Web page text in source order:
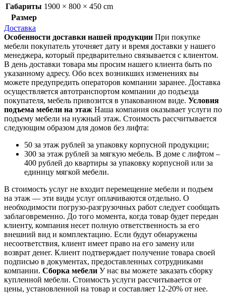
Габариты 1900 × 800 × 450 cm
Размер
Доставка
Особенности доставки нашей продукции При покупке
мебели покупатель уточняет дату и время доставки у нашего
менеджера, который предварительно связывается с клиентом.
В день доставки товара мы просим нашего клиента быть по
указанному адресу. Обо всех возникших изменениях вы
можете предупредить операторов компании заранее. Доставка
осуществляется автотранспортом компании до подъезда
покупателя, мебель привозится в упакованном виде. Условия
подъема мебели на этаж Наша компания оказывает услуги по
подъему мебели на нужный этаж. Стоимость рассчитывается
следующим образом для домов без лифта:
50 за этаж рублей за упаковку корпусной продукции;
300 за этаж рублей за мягкую мебель. В доме с лифтом –
400 рублей до квартиры за упаковку корпусной или за
единицу мягкой мебели.
В стоимость услуг не входит перемещение мебели и подъем
на этаж — эти виды услуг оплачиваются отдельно. О
необходимости погрузо-разгрузочных работ следует сообщать
заблаговременно. До того момента, когда товар будет передан
клиенту, компания несет полную ответственность за его
внешний вид и комплектацию. Если будут обнаружены
несоответствия, клиент имеет право на его замену или
возврат денег. Клиент подтверждает получение товара своей
подписью в документах, предоставленных сотрудниками
компании. Сборка мебели У нас вы можете заказать сборку
купленной мебели. Стоимость услуги рассчитывается от
цены, установленной на товар и составляет 12-20% от нее.